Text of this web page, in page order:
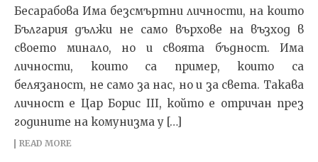
Бесарабова Има безсмъртни личности, на които
България дължи не само върхове на възход в
своето минало, но и своята бъдност. Има
личности, които са пример, които са
белязаност, не само за нас, но и за света. Такава
личност е Цар Борис III, който е отричан през
годините на комунизма у […]
READ MORE